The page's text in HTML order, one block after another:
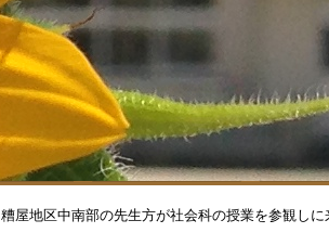
糟屋地区中南部の先生方が社会科の授業を参観しに